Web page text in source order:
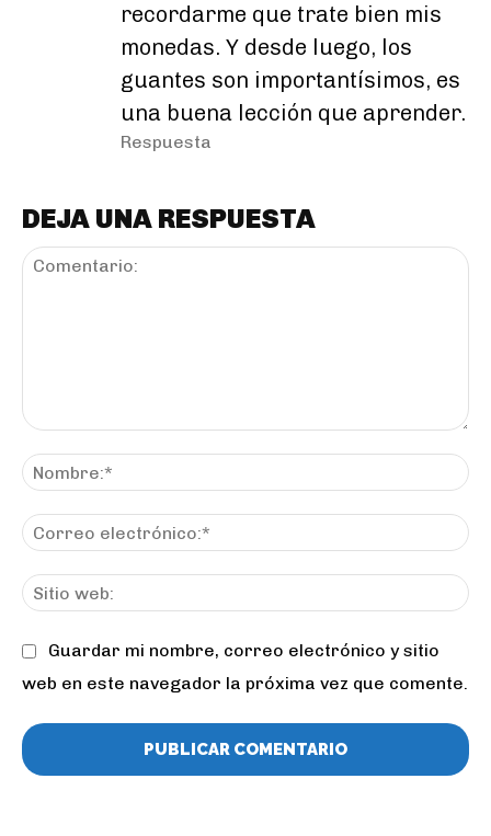
recordarme que trate bien mis
monedas. Y desde luego, los
guantes son importantísimos, es
una buena lección que aprender.
Respuesta
DEJA UNA RESPUESTA
Guardar mi nombre, correo electrónico y sitio
web en este navegador la próxima vez que comente.